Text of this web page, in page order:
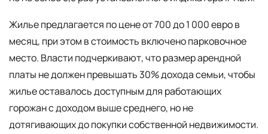
Жилье предлагается по цене от 700 до 1 000 евро в
месяц, при этом в стоимость включено парковочное
место. Власти подчеркивают, что размер арендной
платы не должен превышать 30% дохода семьи, чтобы
жилье оставалось доступным для работающих
горожан с доходом выше среднего, но не
дотягивающих до покупки собственной недвижимости.